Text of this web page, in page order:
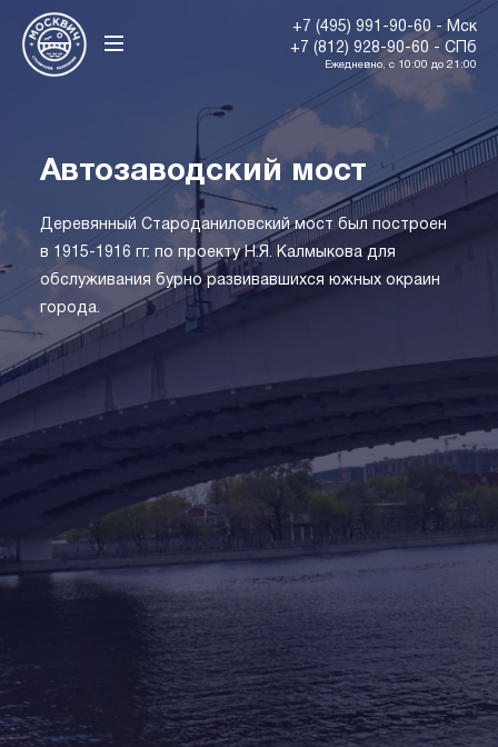
+7 (495) 991-90-60 - Мск
+7 (812) 928-90-60 - СПб
Ежедневно, с 10:00 до 21:00
Автозаводский мост
Деревянный Староданиловский мост был построен
в 1915-1916 гг. по проекту Н.Я. Калмыкова для
обслуживания бурно развивавшихся южных окраин
города.